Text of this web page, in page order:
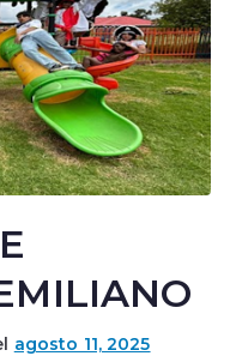
agosto 11, 2025